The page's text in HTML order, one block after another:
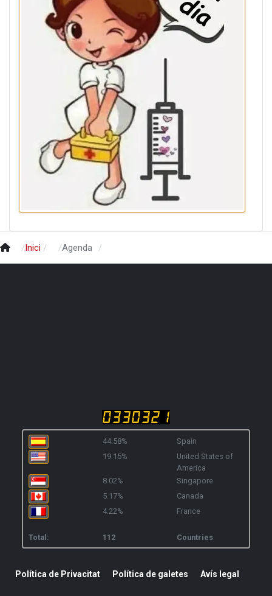
Inici Agenda
44.58%
Spain
19.15%
United States of
America
8.02%
Singapore
5.17%
Canada
4.22%
France
Total: 112 Countries
Política de Privacitat Política de galetes Avís legal